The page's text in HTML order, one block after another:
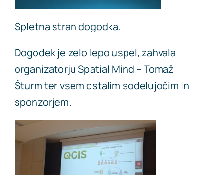
Spletna strandogodka.
Dogodek je zelo lepo uspel, zahvala
organizatorju Spatial Mind – Tomaž
Šturm ter vsem ostalim sodelujočim in
sponzorjem.